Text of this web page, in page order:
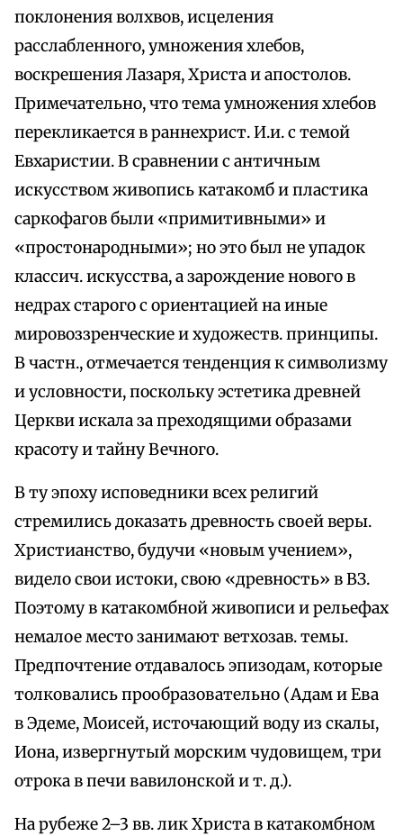
поклонения волхвов, исцеления
расслабленного, умножения хлебов,
воскрешения Лазаря, Христа и апостолов.
Примечательно, что тема умножения хлебов
перекликается в раннехрист. И.и. с темой
Евхаристии. В сравнении с античным
искусством живопись катакомб и пластика
саркофагов были «примитивными» и
«простонародными»; но это был не упадок
классич. искусства, а зарождение нового в
недрах старого с ориентацией на иные
мировоззренческие и художеств. принципы.
В частн., отмечается тенденция к символизму
и условности, поскольку эстетика древней
Церкви искала за преходящими образами
красоту и тайну Вечного.
В ту эпоху исповедники всех религий
стремились доказать древность своей веры.
Христианство, будучи «новым учением»,
видело свои истоки, свою «древность» в ВЗ.
Поэтому в катакомбной живописи и рельефах
немалое место занимают ветхозав. темы.
Предпочтение отдавалось эпизодам, которые
толковались прообразовательно (Адам и Ева
в Эдеме, Моисей, источающий воду из скалы,
Иона, извергнутый морским чудовищем, три
отрока в печи вавилонской и т. д.).
На рубеже 2–3 вв. лик Христа в катакомбном